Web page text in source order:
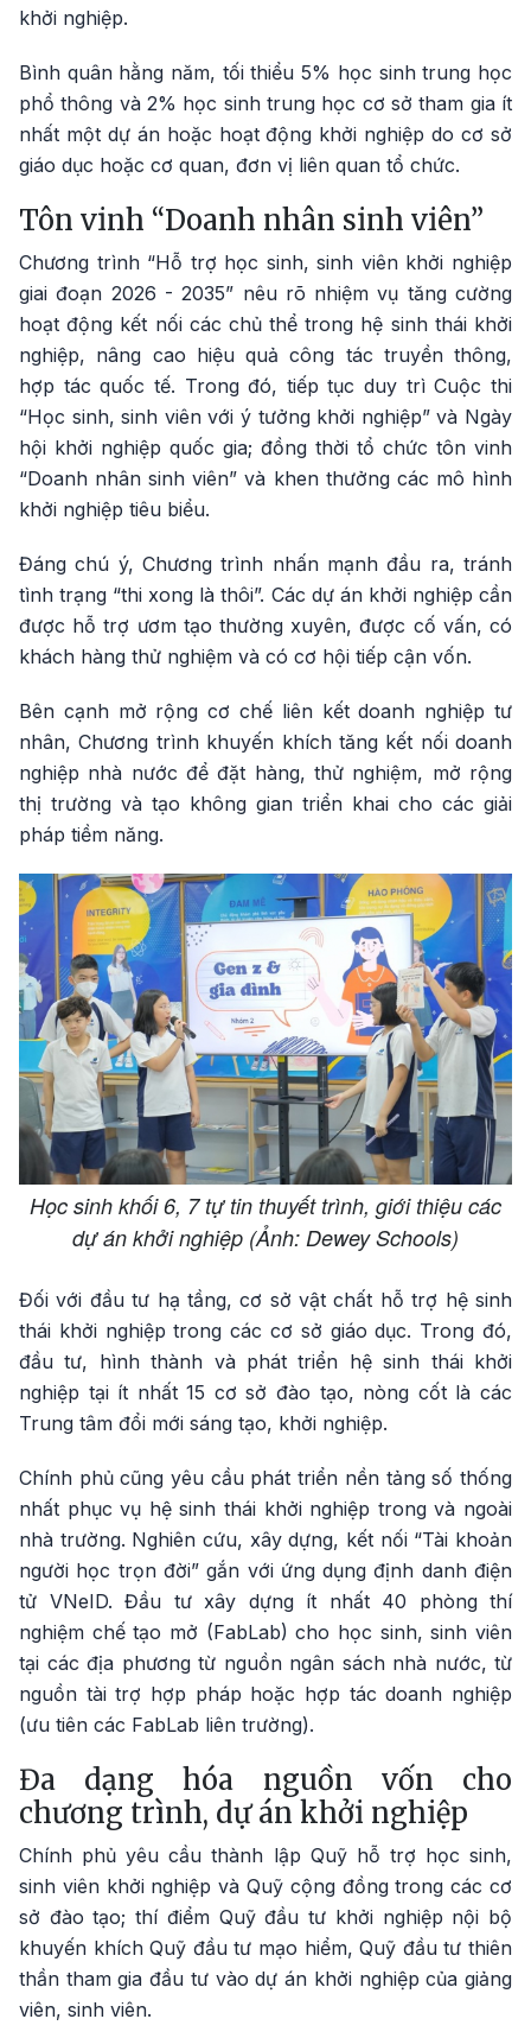
khởi nghiệp.
Bình quân hằng năm, tối thiểu 5% học sinh trung học
phổ thông và 2% học sinh trung học cơ sở tham gia ít
nhất một dự án hoặc hoạt động khởi nghiệp do cơ sở
giáo dục hoặc cơ quan, đơn vị liên quan tổ chức.
Tôn vinh “Doanh nhân sinh viên”
Chương trình “Hỗ trợ học sinh, sinh viên khởi nghiệp
giai đoạn 2026 - 2035” nêu rõ nhiệm vụ tăng cường
hoạt động kết nối các chủ thể trong hệ sinh thái khởi
nghiệp, nâng cao hiệu quả công tác truyền thông,
hợp tác quốc tế. Trong đó, tiếp tục duy trì Cuộc thi
“Học sinh, sinh viên với ý tưởng khởi nghiệp” và Ngày
hội khởi nghiệp quốc gia; đồng thời tổ chức tôn vinh
“Doanh nhân sinh viên” và khen thưởng các mô hình
khởi nghiệp tiêu biểu.
Đáng chú ý, Chương trình nhấn mạnh đầu ra, tránh
tình trạng “thi xong là thôi”. Các dự án khởi nghiệp cần
được hỗ trợ ươm tạo thường xuyên, được cố vấn, có
khách hàng thử nghiệm và có cơ hội tiếp cận vốn.
Bên cạnh mở rộng cơ chế liên kết doanh nghiệp tư
nhân, Chương trình khuyến khích tăng kết nối doanh
nghiệp nhà nước để đặt hàng, thử nghiệm, mở rộng
thị trường và tạo không gian triển khai cho các giải
pháp tiềm năng.
Học sinh khối 6, 7 tự tin thuyết trình, giới thiệu các
dự án khởi nghiệp (Ảnh: Dewey Schools)
Đối với đầu tư hạ tầng, cơ sở vật chất hỗ trợ hệ sinh
thái khởi nghiệp trong các cơ sở giáo dục. Trong đó,
đầu tư, hình thành và phát triển hệ sinh thái khởi
nghiệp tại ít nhất 15 cơ sở đào tạo, nòng cốt là các
Trung tâm đổi mới sáng tạo, khởi nghiệp.
Chính phủ cũng yêu cầu phát triển nền tảng số thống
nhất phục vụ hệ sinh thái khởi nghiệp trong và ngoài
nhà trường. Nghiên cứu, xây dựng, kết nối “Tài khoản
người học trọn đời” gắn với ứng dụng định danh điện
tử VNeID. Đầu tư xây dựng ít nhất 40 phòng thí
nghiệm chế tạo mở (FabLab) cho học sinh, sinh viên
tại các địa phương từ nguồn ngân sách nhà nước, từ
nguồn tài trợ hợp pháp hoặc hợp tác doanh nghiệp
(ưu tiên các FabLab liên trường).
Đa dạng hóa nguồn vốn cho
chương trình, dự án khởi nghiệp
Chính phủ yêu cầu thành lập Quỹ hỗ trợ học sinh,
sinh viên khởi nghiệp và Quỹ cộng đồng trong các cơ
sở đào tạo; thí điểm Quỹ đầu tư khởi nghiệp nội bộ
khuyến khích Quỹ đầu tư mạo hiểm, Quỹ đầu tư thiên
thần tham gia đầu tư vào dự án khởi nghiệp của giảng
viên, sinh viên.